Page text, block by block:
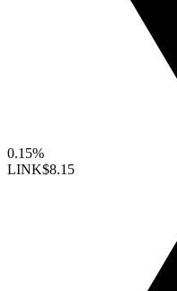
0.15%
LINK$8.15